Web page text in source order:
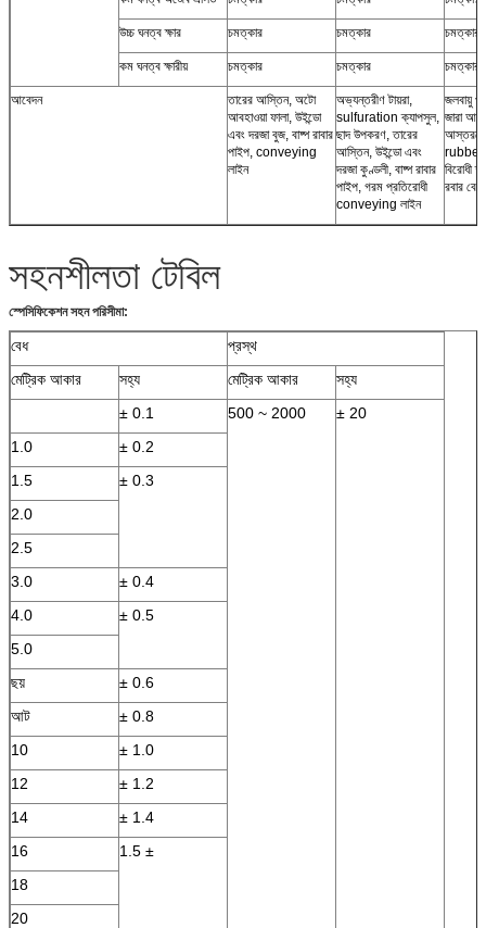
উচ্চ ঘনত্ব ক্ষার চমত্কার চমত্কার চমত্কার
কম ঘনত্ব ক্ষারীয় চমত্কার চমত্কার চমত্কার
আবেদন
তারের আস্তিন, অটো
আবহাওয়া ফালা, উইন্ডো
এবং দরজা বুজ, বাষ্প রাবার
পাইপ, conveying
লাইন
অভ্যন্তরীণ টায়রা,
sulfuration ক্যাপসুল,
ছাদ উপকরণ, তারের
আস্তিন, উইন্ডো এবং
দরজা কুণ্ডলী, বাষ্প রাবার
পাইপ, গরম প্রতিরোধী
conveying লাইন
জলবায়ু
জারা
বিরোধী
রবার
সহনশীলতা টেবিল
স্পেসিফিকেশন সহন পরিসীমা:
বেধ
প্রস্থ
মেট্রিক আকার
সহ্য মেট্রিক আকার
সহ্য
± 0.1
500 ~ 2000
± 20
1.0
± 0.2
1.5
± 0.3
2.0
2.5
3.0
± 0.4
4.0
± 0.5
5.0
ছয়
± 0.6
আট
± 0.8
10
± 1.0
12
± 1.2
14
± 1.4
16
1.5 ±
18
20